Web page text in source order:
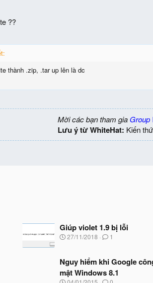
??
thành .zip, .tar up lên là dc
Mời các bạn tham gia Group
Lưu ý từ WhiteHat: Kiến
Giúp violet 1.9 bị lỗi
N
y
b
ắ
27/11/2018 1
Nguy hiểm khi Google
mật Windows 8.1
N